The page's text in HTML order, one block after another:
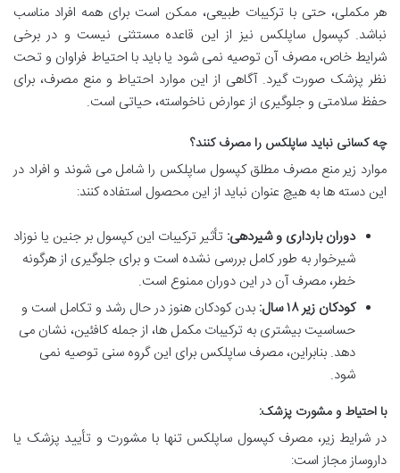
هر مکملی، حتی با ترکیبات طبیعی، ممکن است برای همه افراد مناسب
نباشد. کپسول ساپلکس نیز از این قاعده مستثنی نیست و در برخی
شرایط خاص، مصرف آن توصیه نمی شود یا باید با احتیاط فراوان و تحت
نظر پزشک صورت گیرد. آگاهی از این موارد احتیاط و منع مصرف، برای
حفظ سلامتی و جلوگیری از عوارض ناخواسته، حیاتی است.
چه کسانی نباید ساپلکس را مصرف کنند؟
موارد زیر منع مصرف مطلق کپسول ساپلکس را شامل می شوند و افراد در
این دسته ها به هیچ عنوان نباید از این محصول استفاده کنند:
دوران بارداری و شیردهی: تأثیر ترکیبات این کپسول بر جنین یا نوزاد
شیرخوار به طور کامل بررسی نشده است و برای جلوگیری از هرگونه
خطر، مصرف آن در این دوران ممنوع است.
کودکان زیر ۱۸ سال:
بدن کودکان هنوز در حال رشد و تکامل است و
حساسیت بیشتری به ترکیبات مکمل ها، از جمله کافئین، نشان می
دهد. بنابراین، مصرف ساپلکس برای این گروه سنی توصیه نمی
شود.
با احتیاط و مشورت پزشک:
در شرایط زیر، مصرف کپسول ساپلکس تنها با مشورت و تأیید پزشک یا
داروساز مجاز است: